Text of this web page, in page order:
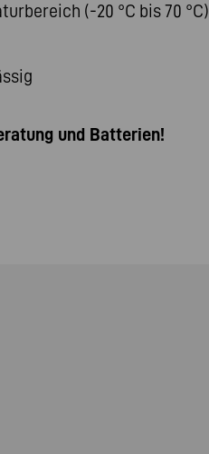
(-20 °C bis 70 °C)
und Batterien!